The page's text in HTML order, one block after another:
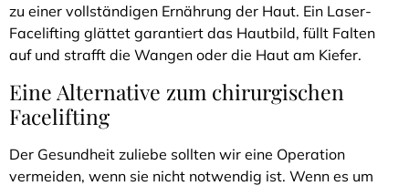
zu einer vollständigen Ernährung der Haut. Ein Laser-
Facelifting glättet garantiert das Hautbild, füllt Falten
auf und strafft die Wangen oder die Haut am Kiefer.
Eine Alternative zum chirurgischen
Facelifting
Der Gesundheit zuliebe sollten wir eine Operation
vermeiden, wenn sie nicht notwendig ist. Wenn es um